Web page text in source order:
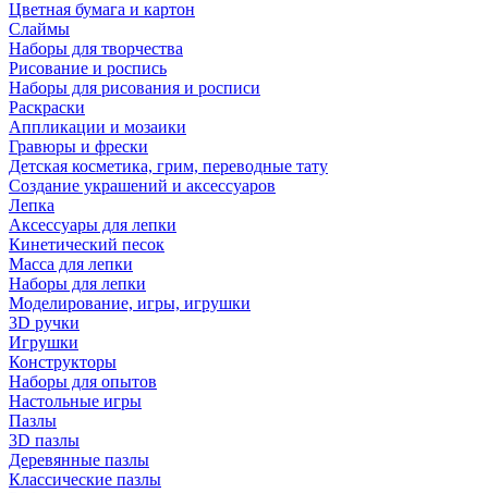
Цветная бумага и картон
Слаймы
Наборы для творчества
Рисование и роспись
Наборы для рисования и росписи
Раскраски
Аппликации и мозаики
Гравюры и фрески
Детская косметика, грим, переводные тату
Создание украшений и аксессуаров
Лепка
Аксессуары для лепки
Кинетический песок
Масса для лепки
Наборы для лепки
Моделирование, игры, игрушки
3D ручки
Игрушки
Конструкторы
Наборы для опытов
Настольные игры
Пазлы
3D пазлы
Деревянные пазлы
Классические пазлы